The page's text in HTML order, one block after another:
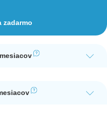
zadarmo
účtu.